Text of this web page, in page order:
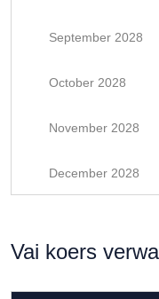
September 2028
October 2028
November 2028
December 2028
Vai koers